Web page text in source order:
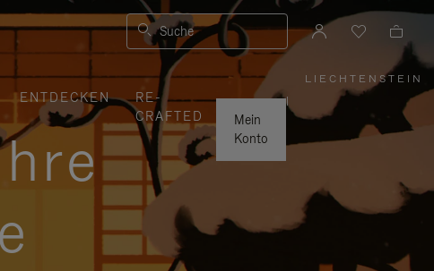
Suche
ENTDECKEN
RE-
CRAFTED
Mein
Konto
LIECHTENSTEIN
,
WÄHLEN
IHRE
REGION
AUS
|